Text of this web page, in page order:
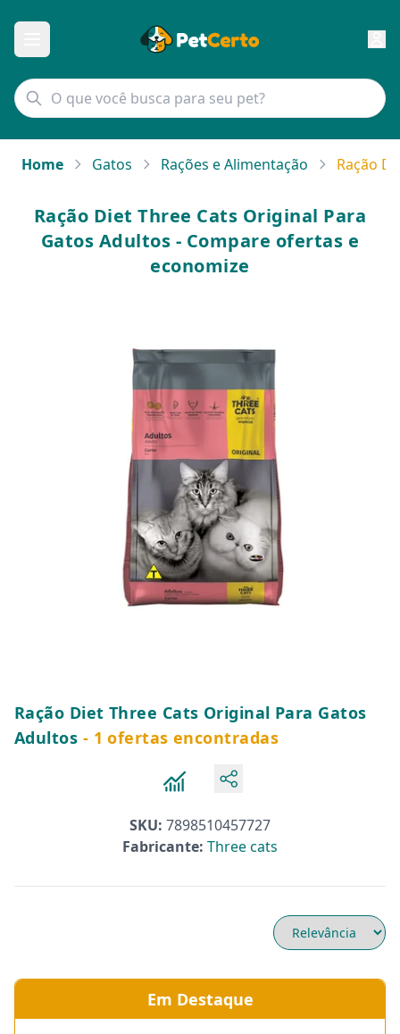
Home Gatos Rações e Alimentação Ração
Ração Diet Three Cats Original Para
Gatos Adultos - Compare ofertas e
economize
Ração Diet Three Cats Original Para Gatos
Adultos - 1 ofertas encontradas
SKU: 7898510457727
Fabricante: Three cats
Em Destaque